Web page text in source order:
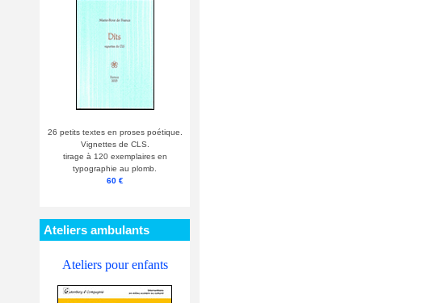
26 petits textes en proses poétique.
Vignettes de CLS.
tirage à 120 exemplaires en
typographie au plomb.
60 €
Ateliers ambulants
Ateliers pour enfants